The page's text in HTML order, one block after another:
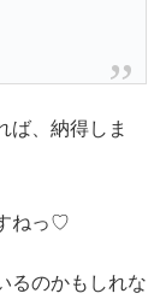
ば、納得しま
ねっ♡
るのかもしれな